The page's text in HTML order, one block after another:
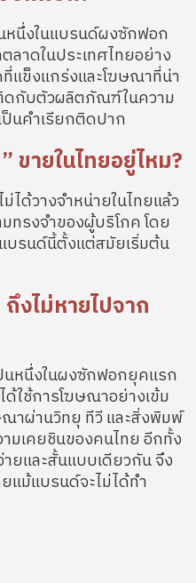
หนึ่งในแบรนด์ผงซักฟอก
ลาดในประเทศไทยอย่าง
แข็งแกร่งและโฆษณาที่น่า
ดกับตัวผลิตภัณฑ์ในความ
นคำเรียกติดปาก
ายในไทยอยู่ไหม?
ด้วางจำหน่ายในไทยแล้ว
ทรงจำของผู้บริโภค โดย
บรนด์นี้ตั้งแต่สมัยเริ่มต้น
งไม่หายไปจาก
นหนึ่งในผงซักฟอกยุคแรก
ด้ใช้การโฆษณาอย่างเข้ม
าผ่านวิทยุ ทีวี และสิ่งพิมพ์
มเคยชินของคนไทย อีกทั้ง
ยและสั้นแบบเดียวกัน จึง
แม้แบรนด์จะไม่ได้ทำ